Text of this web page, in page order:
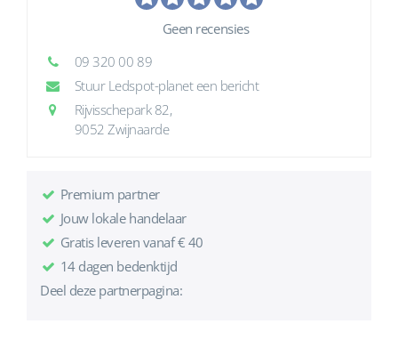
Geen recensies
09 320 00 89
Stuur Ledspot-planet een bericht
Rijvisschepark 82,
9052 Zwijnaarde
Premium partner
Jouw lokale handelaar
Gratis leveren vanaf € 40
14 dagen bedenktijd
Deel deze partnerpagina: